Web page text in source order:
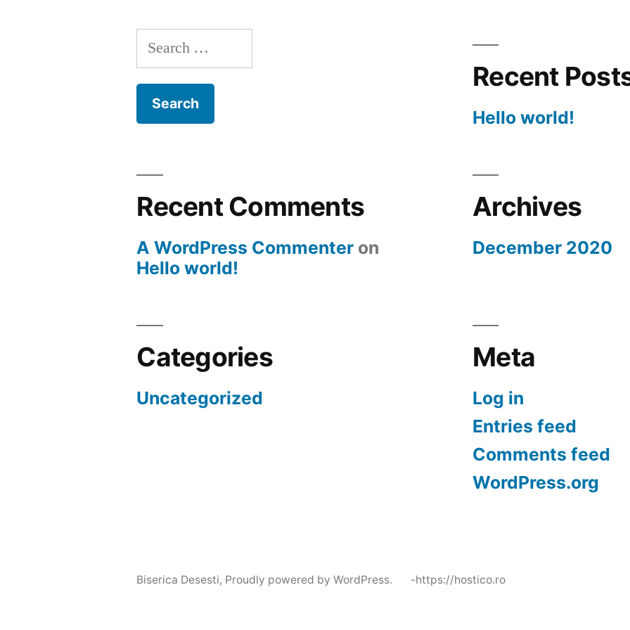
Search
for:
Recent
Hello world!
Recent Comments
A WordPress Commenter on
Hello world!
Archives
December 2020
Categories
Uncategorized
Meta
Log in
Entries feed
Comments feed
WordPress.org
Biserica Desesti, Proudly powered by WordPress. -https://hostico.ro